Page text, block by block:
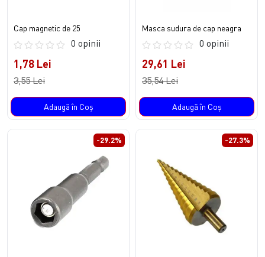
Cap magnetic de 25
0 opinii
1,78 Lei
3,55 Lei
Adaugă în Coş
Masca sudura de cap neagra
0 opinii
29,61 Lei
35,54 Lei
Adaugă în Coş
-29.2% -27.3%